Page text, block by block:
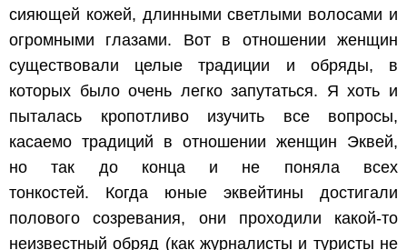
сияющей кожей, длинными светлыми волосами и
огромными глазами. Вот в отношении женщин
существовали целые традиции и обряды, в
которых было очень легко запутаться. Я хоть и
пыталась кропотливо изучить все вопросы,
касаемо традиций в отношении женщин Эквей,
но так до конца и не поняла всех
тонкостей. Когда юные эквейтины достигали
полового созревания, они проходили какой-то
неизвестный обряд (как журналисты и туристы не